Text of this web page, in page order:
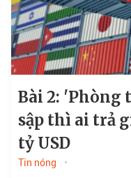
Bài 2: 'Phòng
sập thì ai trả
tỷ USD
Tin nóng